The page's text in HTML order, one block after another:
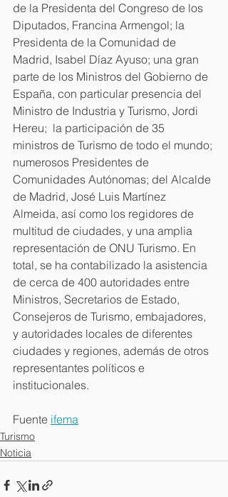
de la Presidenta del Congreso de los
Diputados, Francina Armengol; la
Presidenta de la Comunidad de
Madrid, Isabel Díaz Ayuso; una gran
parte de los Ministros del Gobierno de
España, con particular presencia del
Ministro de Industria y Turismo, Jordi
Hereu;  la participación de 35
ministros de Turismo de todo el mundo;
numerosos Presidentes de
Comunidades Autónomas; del Alcalde
de Madrid, José Luis Martínez
Almeida, así como los regidores de
multitud de ciudades, y una amplia
representación de ONU Turismo. En
total, se ha contabilizado la asistencia
de cerca de 400 autoridades entre
Ministros, Secretarios de Estado,
Consejeros de Turismo, embajadores,
y autoridades locales de diferentes
ciudades y regiones, además de otros
representantes políticos e
institucionales.
Fuente ifema
Turismo
Noticia